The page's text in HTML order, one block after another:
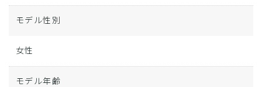
モデル性別
女性
モデル年齢